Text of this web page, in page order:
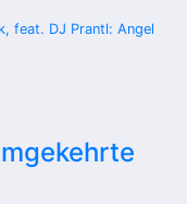
feat. DJ Prantl: Angel